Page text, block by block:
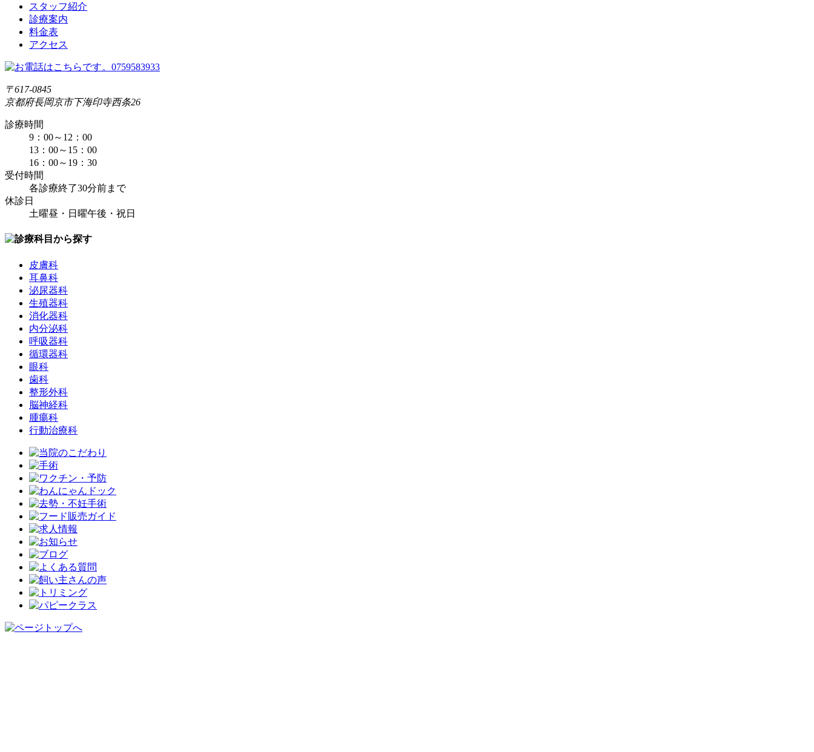
スタッフ紹介
診療案内
料金表
アクセス
〒617-0845
京都府長岡京市下海印寺西条26
診療時間
9：00～12：00
13：00～15：00
16：00～19：30
受付時間
各診療終了30分前まで
休診日
土曜昼・日曜午後・祝日
皮膚科
耳鼻科
泌尿器科
生殖器科
消化器科
内分泌科
呼吸器科
循環器科
眼科
歯科
整形外科
脳神経科
腫瘍科
行動治療科